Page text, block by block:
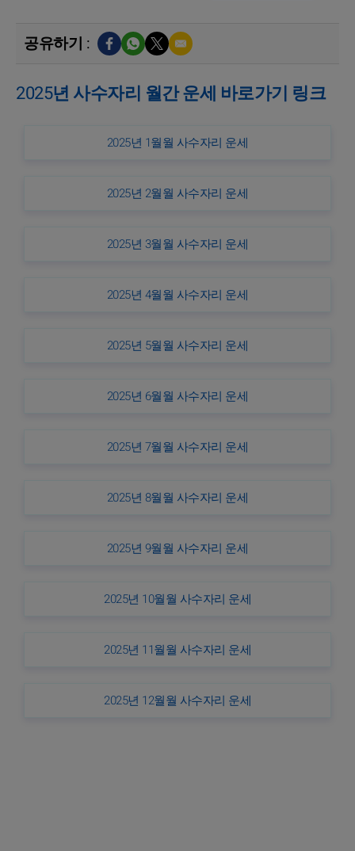
공유하기 :
2025년 사수자리 월간 운세 바로가기 링크
2025년 1월월 사수자리 운세
2025년 2월월 사수자리 운세
2025년 3월월 사수자리 운세
2025년 4월월 사수자리 운세
2025년 5월월 사수자리 운세
2025년 6월월 사수자리 운세
2025년 7월월 사수자리 운세
2025년 8월월 사수자리 운세
2025년 9월월 사수자리 운세
2025년 10월월 사수자리 운세
2025년 11월월 사수자리 운세
2025년 12월월 사수자리 운세